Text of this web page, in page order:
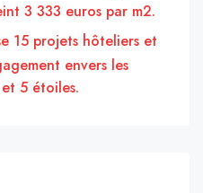
3 333 euros par m2.
15 projets hôteliers et
envers les
5 étoiles.